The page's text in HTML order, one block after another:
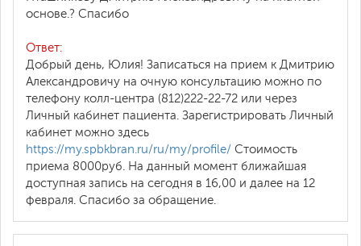
основе.? Спасибо
Ответ:
Добрый день, Юлия! Записаться на прием к Дмитрию
Александровичу на очную консультацию можно по
телефону колл-центра (812)222-22-72 или через
Личный кабинет пациента. Зарегистрировать Личный
кабинет можно здесь
https://my.spbkbran.ru/ru/my/profile/ Стоимость
приема 8000руб. На данный момент ближайшая
доступная запись на сегодня в 16,00 и далее на 12
февраля. Спасибо за обращение.